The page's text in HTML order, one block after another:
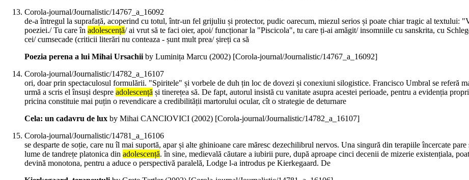
Corola-journal/Journalistic/14767_a_16092
de-a întregul la suprafață, acoperind cu totul, într-un fel grijuliu și protector, pudic oarecum, miezul serios și poate chiar tragic al textului:
poeziei./ Tu care în adolescență/ ai vrut să te faci oier, apoi/ funcționar la "Piscicola", tu care ți-ai amăgit/ insomniile cu sanskrita, cu
cei/ cumsecade (criticii literări nu conteaza - șunt mult prea/ șireți ca să
Poezia perena a lui Mihai Ursachiiby Luminița Marcu (2002) [Corola-journal/Journalistic/14767_a_16092]
Corola-journal/Journalistic/14782_a_16107
ori, doar prin spectaculosul formulării. "Spiritele" și vorbele de duh țin loc de dovezi și conexiuni silogistice. Francisco Umbral se referă
urmă a scris el însuși despre adolescență și tinerețea să. De fapt, autorul insistă cu vanitate asupra acestei perioade, pentru a evidenția
pricina constituie mai puțin o revendicare a credibilității martorului ocular, cît o strategie de deturnare
Cela: un cadavru de lux by Mihai CANCIOVICI (2002) [Corola-journal/Journalistic/14782_a_16107]
Corola-journal/Journalistic/14781_a_16106
se desparte de soție, care nu îl mai suportă, apar și alte ghinioane care măresc dezechilibrul nervos. Una singură din terapiile încercate
lume de tandrețe platonica din adolescență. în sine, medievală căutare a iubirii pure, după aproape cinci decenii de mizerie existențiala,
devină monotona, pentru a aduce o perspectivă paralelă, Lodge l-a introdus pe Kierkegaard. De